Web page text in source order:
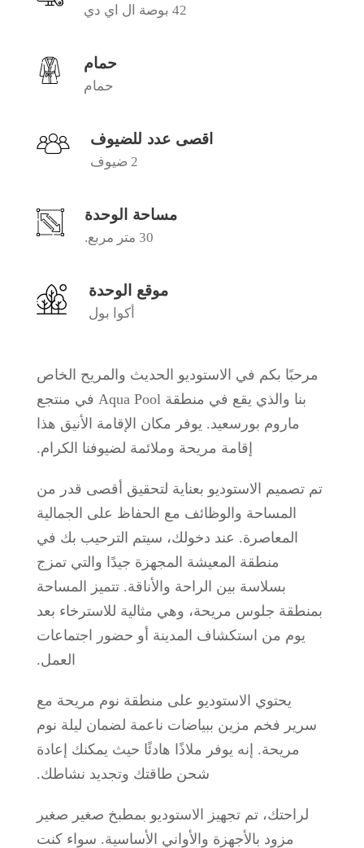
42 بوصة ال اي دي
حمام
حمام
اقصى عدد للضيوف
2 ضيوف
مساحة الوحدة
30 متر مربع.
موقع الوحدة
أكوا بول
مرحبًا بكم في الاستوديو الحديث والمريح الخاص
بنا والذي يقع في منطقة Aqua Pool في منتجع
ماروم بورسعيد. يوفر مكان الإقامة الأنيق هذا
إقامة مريحة وملائمة لضيوفنا الكرام.
تم تصميم الاستوديو بعناية لتحقيق أقصى قدر من
المساحة والوظائف مع الحفاظ على الجمالية
المعاصرة. عند دخولك، سيتم الترحيب بك في
منطقة المعيشة المجهزة جيدًا والتي تمزج
بسلاسة بين الراحة والأناقة. تتميز المساحة
بمنطقة جلوس مريحة، وهي مثالية للاسترخاء بعد
يوم من استكشاف المدينة أو حضور اجتماعات
العمل.
يحتوي الاستوديو على منطقة نوم مريحة مع
سرير فخم مزين ببياضات ناعمة لضمان ليلة نوم
مريحة. إنه يوفر ملاذًا هادئًا حيث يمكنك إعادة
شحن طاقتك وتجديد نشاطك.
لراحتك، تم تجهيز الاستوديو بمطبخ صغير صغير
مزود بالأجهزة والأواني الأساسية. سواء كنت